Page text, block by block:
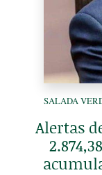
SALADA
Alertas